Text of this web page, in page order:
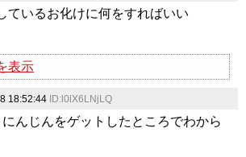
ているお化けに何をすればいい
表示
18:52:44 ID:l0lX6LNjLQ
んじんをゲットしたところでわから